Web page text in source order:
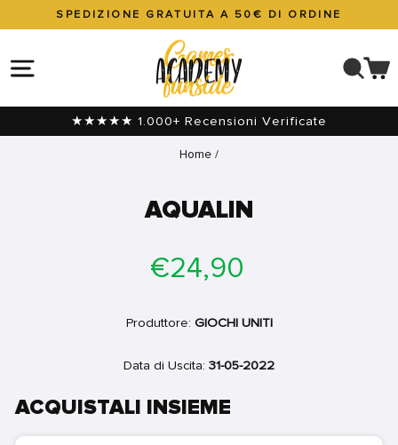
direttamente
contenuti
in
pausa
presentazione
SPEDIZIONE GRATUITA A 50€ DI ORDINE
NAVIGAZIONE DEL SITO
★★★★★ 1.000+ Recensioni Verificate
Home /
AQUALIN
di
€24,90
Produttore: GIOCHI UNITI
Data di Uscita: 31-05-2022
ACQUISTALI INSIEME